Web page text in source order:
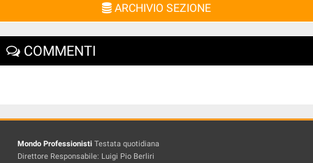
ARCHIVIO SEZIONE
COMMENTI
Mondo Professionisti Testata quotidiana
Direttore Responsabile: Luigi Pio Berliri